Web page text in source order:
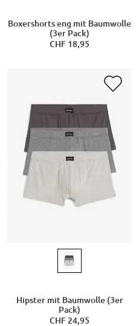
Boxershorts eng mit Baumwolle
(3er Pack)
CHF 18,95
Hipster mit Baumwolle (3er
Pack)
CHF 24,95